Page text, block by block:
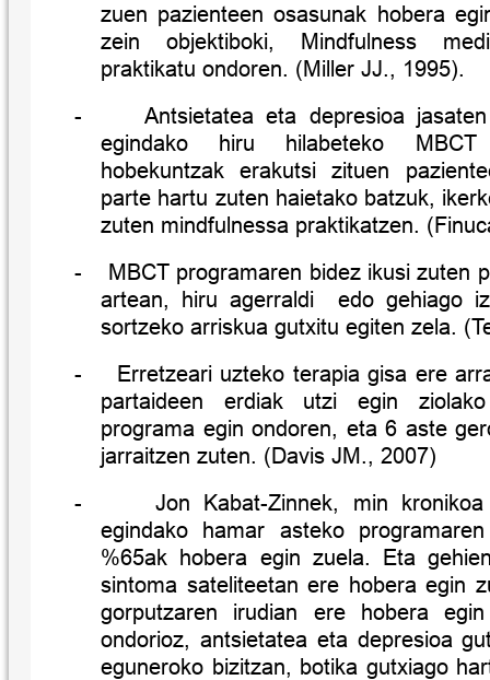
zuen pazienteen osasunak hobera
zein objektiboki, Mindfulness
praktikatu ondoren. (Miller JJ., 1995).
-
Antsietatea eta depresioa
egindako hiru hilabeteko
hobekuntzak erakutsi zituen
parte hartu zuten haietako batzuk,
zuten mindfulnessa praktikatzen.
-
MBCT programaren bidez ikusi zuten
artean, hiru agerraldi
edo gehiago
sortzeko arriskua gutxitu egiten zela.
-
Erretzeari uzteko terapia gisa ere
partaideen erdiak utzi egin
programa egin ondoren, eta 6 aste
jarraitzen zuten. (Davis JM., 2007)
-
Jon Kabat-Zinnek, min
egindako hamar asteko
%65ak hobera egin zuela. Eta
sintoma sateliteetan ere hobera egin
gorputzaren irudian ere hobera
ondorioz, antsietatea eta depresioa
eguneroko bizitzan, botika gutxiago